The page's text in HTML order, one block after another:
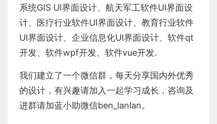
系统GIS UI界面设计、 航天军工软件UI界面设
计、 医疗行业软件UI界面设计、 教育行业软件
UI界面设计、 企业信息化UI界面设计、 软件qt
开发、 软件wpf开发、 软件vue开发.
我们建立了一个微信群，每天分享国内外优秀
的设计，有兴趣请加入一起学习成长，咨询及
进群请加蓝小助微信ben_lanlan。